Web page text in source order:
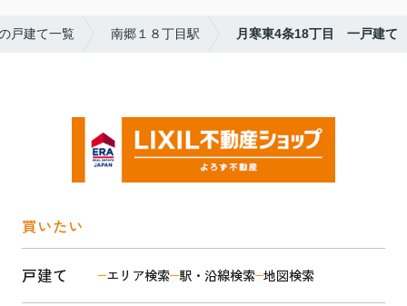
戸建て一覧 南郷１８丁目駅 月寒東4条18丁目 一戸建て
買いたい
戸建て エリア検索 駅・沿線検索 地図検索